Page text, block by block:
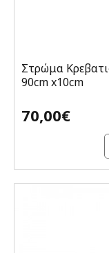
Στρώμα
90cm x10cm
70,00€